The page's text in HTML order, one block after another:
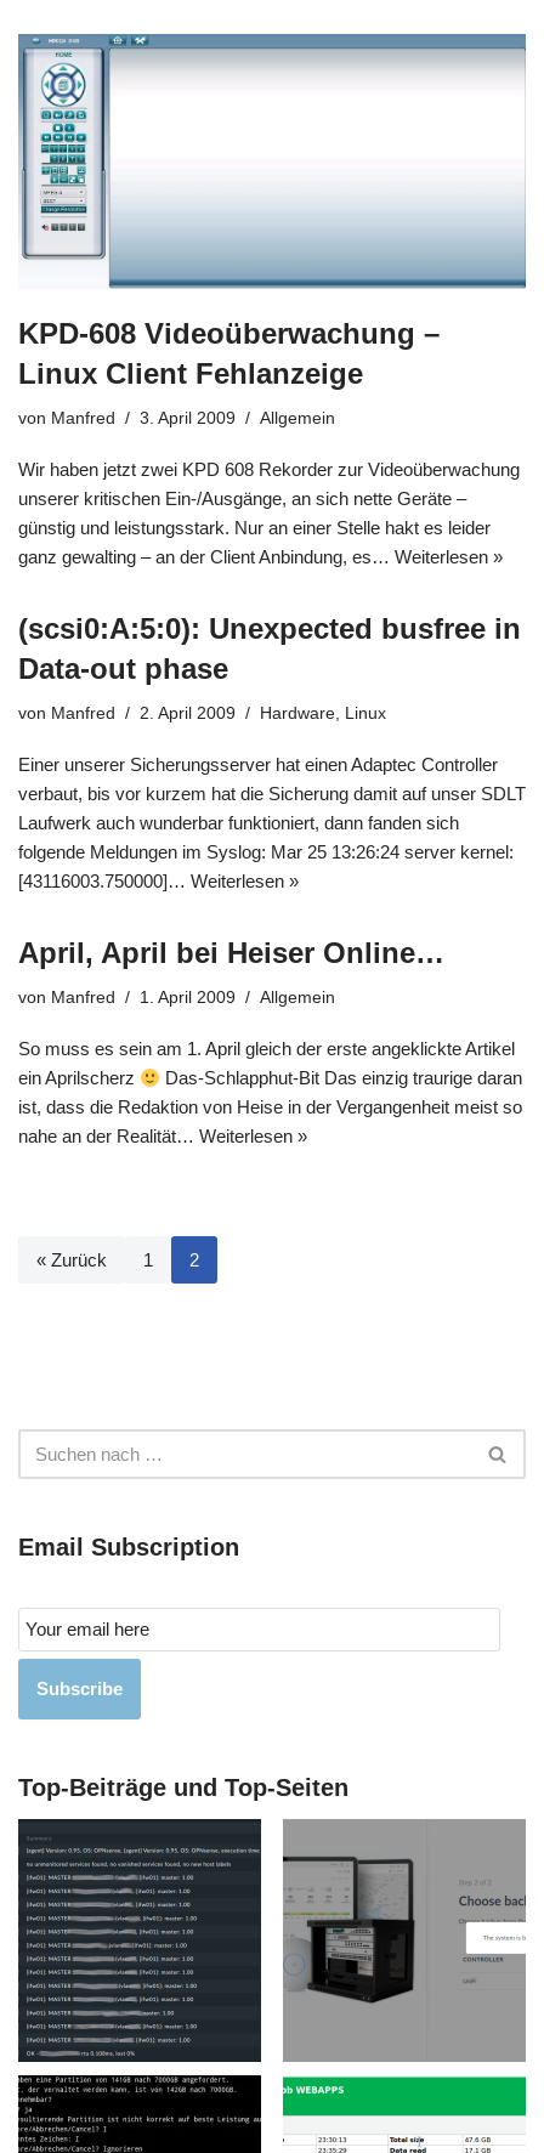
KPD-608 Videoüberwachung –
Linux Client Fehlanzeige
von Manfred 3. April 2009 Allgemein
Wir haben jetzt zwei KPD 608 Rekorder zur Videoüberwachung
unserer kritischen Ein-/Ausgänge, an sich nette Geräte –
günstig und leistungsstark. Nur an einer Stelle hakt es leider
ganz gewalting – an der Client Anbindung, es… Weiterlesen »
(scsi0:A:5:0): Unexpected busfree in
Data-out phase
von Manfred 2. April 2009 Hardware, Linux
Einer unserer Sicherungsserver hat einen Adaptec Controller
verbaut, bis vor kurzem hat die Sicherung damit auf unser SDLT
Laufwerk auch wunderbar funktioniert, dann fanden sich
folgende Meldungen im Syslog: Mar 25 13:26:24 server kernel:
[43116003.750000]… Weiterlesen »
April, April bei Heiser Online…
von Manfred 1. April 2009 Allgemein
So muss es sein am 1. April gleich der erste angeklickte Artikel
ein Aprilscherz
Das-Schlapphut-Bit Das einzig traurige daran
ist, dass die Redaktion von Heise in der Vergangenheit meist so
nahe an der Realität… Weiterlesen »
« Zurück 1 2
Email Subscription
Subscribe
Top-Beiträge und Top-Seiten